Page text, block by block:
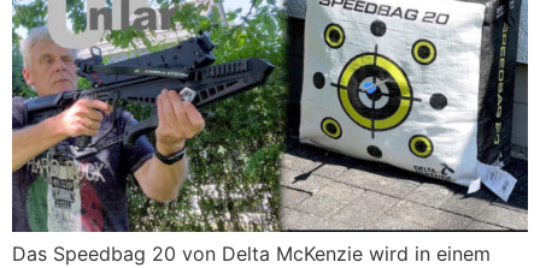
Das Speedbag 20 von Delta McKenzie wird in einem